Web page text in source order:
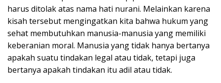
harus ditolak atas nama hati nurani. Melainkan karena
kisah tersebut mengingatkan kita bahwa hukum yang
sehat membutuhkan manusia-manusia yang memiliki
keberanian moral. Manusia yang tidak hanya bertanya
apakah suatu tindakan legal atau tidak, tetapi juga
bertanya apakah tindakan itu adil atau tidak.